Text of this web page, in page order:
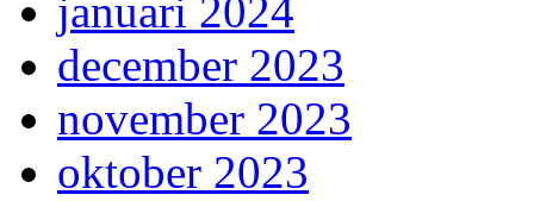
januari 2024
december 2023
november 2023
oktober 2023